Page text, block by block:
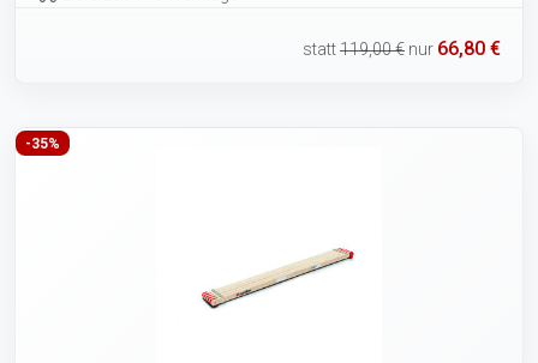
statt119,00 € nur 66,80 €
-35%